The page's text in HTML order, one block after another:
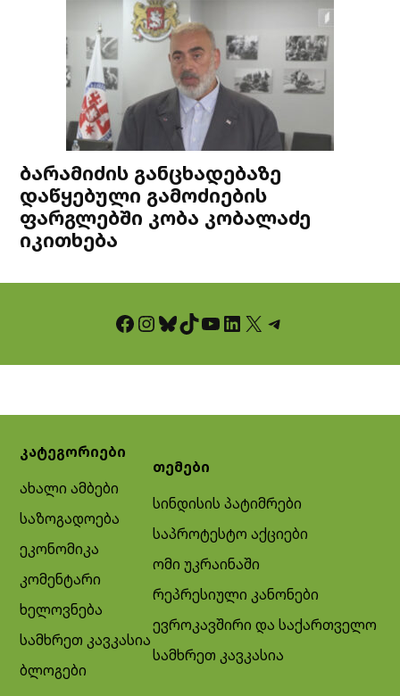
ბარამიძის განცხადებაზე
დაწყებული გამოძიების
ფარგლებში კობა კობალაძე
იკითხება
Facebook InstagramBluesky TikTok YouTube LinkedIn X Telegram
კატეგორიები
ახალი ამბები
საზოგადოება
ეკონომიკა
კომენტარი
ხელოვნება
სამხრეთ კავკასია
ბლოგები
თემები
სინდისის პატიმრები
საპროტესტო აქციები
ომი უკრაინაში
რეპრესიული კანონები
ევროკავშირი და საქართველო
სამხრეთ კავკასია